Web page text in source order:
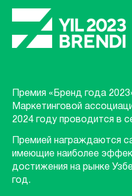
Премия «Бренд года
Маркетинговой
2024 году проводится в
Премией награждаются
имеющие наиболее
достижения на рынке
год.